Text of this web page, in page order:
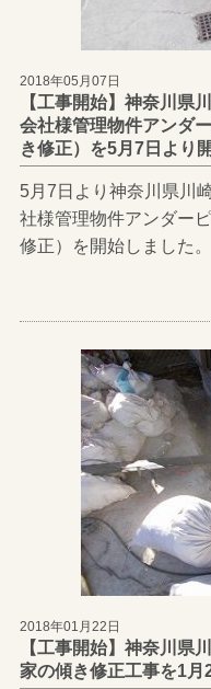
2018年05月07日
【工事開始】神奈川県
会社様管理物件アンダ
き修正）を5月7日より
5月7日より神奈川県川
社様管理物件アンダー
修正）を開始しました。
2018年01月22日
【工事開始】神奈川県
家の傾き修正工事を1月